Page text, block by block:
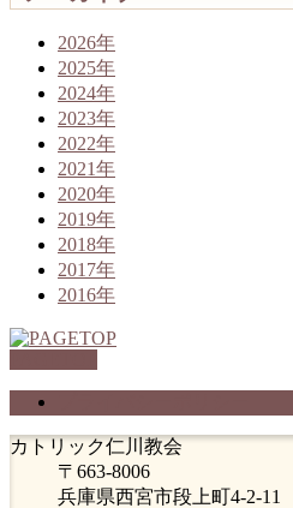
2026年
2025年
2024年
2023年
2022年
2021年
2020年
2019年
2018年
2017年
2016年
カトリック仁川教会
〒663-8006
兵庫県西宮市段上町4-2-11